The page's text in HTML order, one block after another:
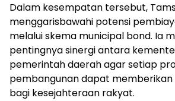
Dalam kesempatan tersebut,
menggarisbawahi potensi
melalui skema municipal bond. Ia
pentingnya sinergi antara
pemerintah daerah agar setiap
pembangunan dapat
bagi kesejahteraan rakyat.